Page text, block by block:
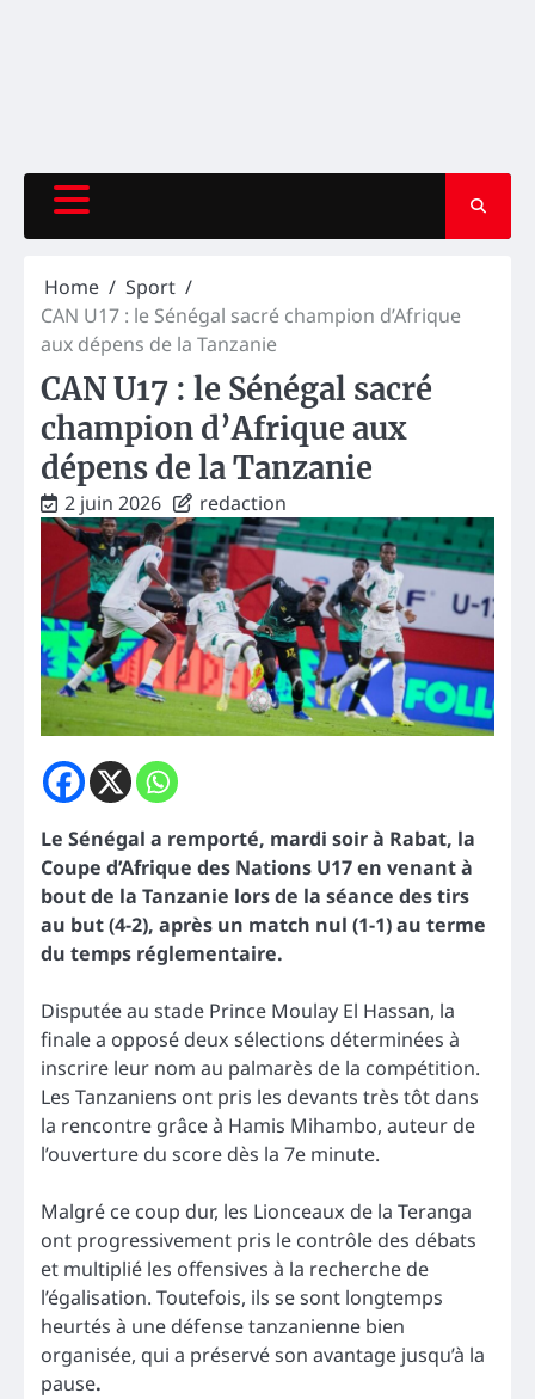
Home
Sport
CAN U17 : le Sénégal sacré champion d’Afrique
aux dépens de la Tanzanie
CAN U17 : le Sénégal sacré
champion d’Afrique aux
dépens de la Tanzanie
2 juin 2026 redaction
Le Sénégal a remporté, mardi soir à Rabat, la
Coupe d’Afrique des Nations U17 en venant à
bout de la Tanzanie lors de la séance des tirs
au but (4-2), après un match nul (1-1) au terme
du temps réglementaire.
Disputée au stade Prince Moulay El Hassan, la
finale a opposé deux sélections déterminées à
inscrire leur nom au palmarès de la compétition.
Les Tanzaniens ont pris les devants très tôt dans
la rencontre grâce à Hamis Mihambo, auteur de
l’ouverture du score dès la 7e minute.
Malgré ce coup dur, les Lionceaux de la Teranga
ont progressivement pris le contrôle des débats
et multiplié les offensives à la recherche de
l’égalisation. Toutefois, ils se sont longtemps
heurtés à une défense tanzanienne bien
organisée, qui a préservé son avantage jusqu’à la
pause.